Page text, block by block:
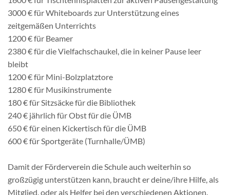
3000 € für Whiteboards zur Unterstützung eines
zeitgemäßen Unterrichts
1200 € für Beamer
2380 € für die Vielfachschaukel, die in keiner Pause leer
bleibt
1200 € für Mini-Bolzplatztore
1280 € für Musikinstrumente
180 € für Sitzsäcke für die Bibliothek
240 € jährlich für Obst für die ÜMB
650 € für einen Kickertisch für die ÜMB
600 € für Sportgeräte (Turnhalle/ÜMB)
Damit der Förderverein die Schule auch weiterhin so
großzügig unterstützen kann, braucht er deine/ihre Hilfe, als
Mitglied, oder als Helfer bei den verschiedenen Aktionen.